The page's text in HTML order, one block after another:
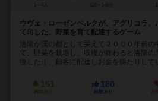
ウヴェ・ローゼンベルクが、アグリコラ、
て出した、野菜を育て配達するゲーム
洛陽が漢の都として栄えて２０００年前の
て、野菜を栽培し、収穫が終わると洛陽の
換したり、顧客に配達しお金を得たりして
151
興味あり
180
経験あり お